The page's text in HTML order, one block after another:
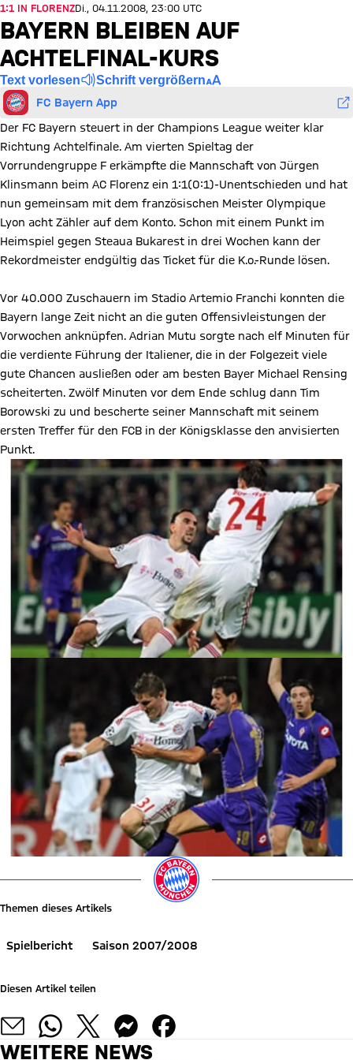
1:1 IN FLORENZDi., 04.11.2008, 23:00 UTC
BAYERN BLEIBEN AUF
ACHTELFINAL-KURS
Text vorlesen Schrift vergrößern
FC Bayern App
Der FC Bayern steuert in der Champions League weiter klar
Richtung Achtelfinale. Am vierten Spieltag der
Vorrundengruppe F erkämpfte die Mannschaft von Jürgen
Klinsmann beim AC Florenz ein 1:1(0:1)-Unentschieden und hat
nun gemeinsam mit dem französischen Meister Olympique
Lyon acht Zähler auf dem Konto. Schon mit einem Punkt im
Heimspiel gegen Steaua Bukarest in drei Wochen kann der
Rekordmeister endgültig das Ticket für die K.o.-Runde lösen.
Vor 40.000 Zuschauern im Stadio Artemio Franchi konnten die
Bayern lange Zeit nicht an die guten Offensivleistungen der
Vorwochen anknüpfen. Adrian Mutu sorgte nach elf Minuten für
die verdiente Führung der Italiener, die in der Folgezeit viele
gute Chancen ausließen oder am besten Bayer Michael Rensing
scheiterten. Zwölf Minuten vor dem Ende schlug dann Tim
Borowski zu und bescherte seiner Mannschaft mit seinem
ersten Treffer für den FCB in der Königsklasse den anvisierten
Punkt.
Themen dieses Artikels
Spielbericht Saison 2007/2008
Diesen Artikel teilen
WEITERE NEWS